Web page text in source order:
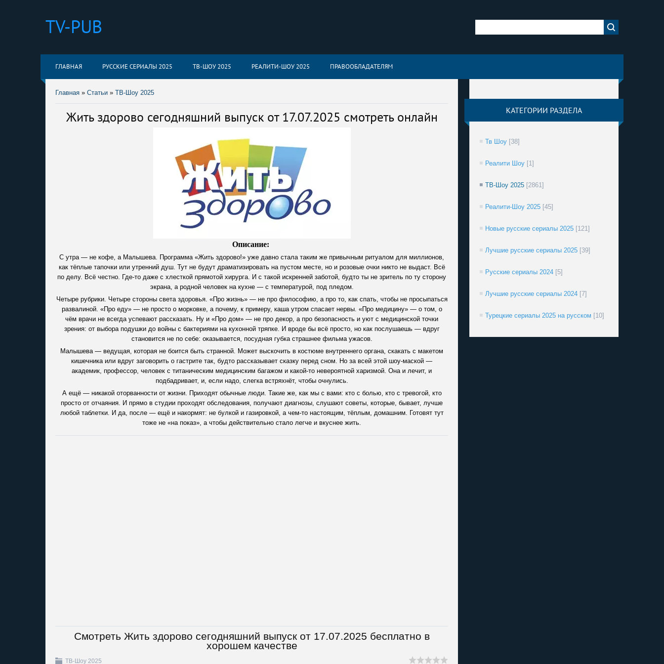
TV-PUB
ГЛАВНАЯ РУССКИЕ СЕРИАЛЫ 2025 ТВ-ШОУ 2025 РЕАЛИТИ-ШОУ 2025 ПРАВООБЛАДАТЕЛЯМ
Главная » Статьи » ТВ-Шоу 2025
Жить здорово сегодняшний выпуск от 17.07.2025 смотреть онлайн
Описание:
С утра — не кофе, а Малышева. Программа «Жить здорово!» уже давно стала таким же привычным ритуалом для миллионов,
как тёплые тапочки или утренний душ. Тут не будут драматизировать на пустом месте, но и розовые очки никто не выдаст. Всё
по делу. Всё честно. Где-то даже с хлесткой прямотой хирурга. И с такой искренней заботой, будто ты не зритель по ту сторону
экрана, а родной человек на кухне — с температурой, под пледом.
Четыре рубрики. Четыре стороны света здоровья. «Про жизнь» — не про философию, а про то, как спать, чтобы не просыпаться
развалиной. «Про еду» — не просто о морковке, а почему, к примеру, каша утром спасает нервы. «Про медицину» — о том, о
чём врачи не всегда успевают рассказать. Ну и «Про дом» — не про декор, а про безопасность и уют с медицинской точки
зрения: от выбора подушки до войны с бактериями на кухонной тряпке. И вроде бы всё просто, но как послушаешь — вдруг
становится не по себе: оказывается, посудная губка страшнее фильма ужасов.
Малышева — ведущая, которая не боится быть странной. Может выскочить в костюме внутреннего органа, скакать с макетом
кишечника или вдруг заговорить о гастрите так, будто рассказывает сказку перед сном. Но за всей этой шоу-маской —
академик, профессор, человек с титаническим медицинским багажом и какой-то невероятной харизмой. Она и лечит, и
подбадривает, и, если надо, слегка встряхнёт, чтобы очнулись.
А ещё — никакой оторванности от жизни. Приходят обычные люди. Такие же, как мы с вами: кто с болью, кто с тревогой, кто
просто от отчаяния. И прямо в студии проходят обследования, получают диагнозы, слушают советы, которые, бывает, лучше
любой таблетки. И да, после — ещё и накормят: не булкой и газировкой, а чем-то настоящим, тёплым, домашним. Готовят тут
тоже не «на показ», а чтобы действительно стало легче и вкуснее жить.
Смотреть Жить здорово сегодняшний выпуск от 17.07.2025 бесплатно в
хорошем качестве
ТВ-Шоу 2025
КАТЕГОРИИ РАЗДЕЛА
Тв Шоу [38]
Реалити Шоу [1]
ТВ-Шоу 2025 [2861]
Реалити-Шоу 2025 [45]
Новые русские сериалы 2025 [121]
Лучшие русские сериалы 2025 [39]
Русские сериалы 2024 [5]
Лучшие русские сериалы 2024 [7]
Турецкие сериалы 2025 на русском [10]